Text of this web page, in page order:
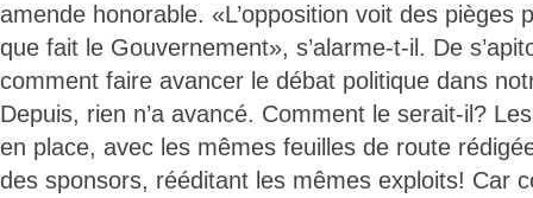
amende honorable. «L’opposition voit des pièges
que fait le Gouvernement», s’alarme-t-il. De
comment faire avancer le débat politique dans
Depuis, rien n’a avancé. Comment le serait-il?
en place, avec les mêmes feuilles de route
des sponsors, rééditant les mêmes exploits! Car